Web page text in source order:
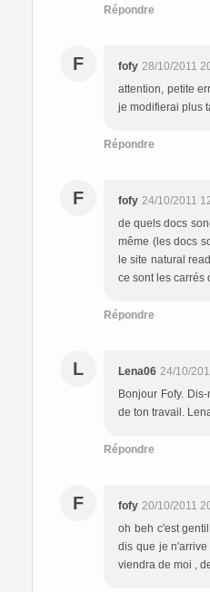
Répondre
F fofy 28/10/2011
attention, petite
je modifierai plus
Répondre
F fofy 24/10/2011
de quels docs
même (les docs
le site natural
ce sont les carrés
Répondre
L Lena06 24/10/
Bonjour Fofy.
de ton travail.
Répondre
F fofy 20/10/2011
oh beh c'est
dis que je
viendra de moi ,